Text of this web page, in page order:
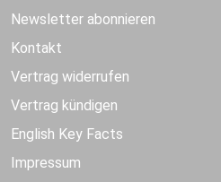
Newsletter abonnieren
Kontakt
Vertrag widerrufen
Vertrag kündigen
English Key Facts
Impressum